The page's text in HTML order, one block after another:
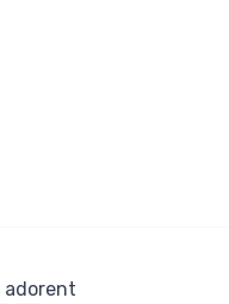
adorent